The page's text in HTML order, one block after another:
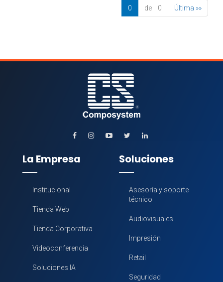
0 de 0 Última »»
La Empresa
Institucional
Tienda Web
Tienda Corporativa
Videoconferencia
Soluciones IA
Soluciones
Asesoría y soporte
técnico
Audiovisuales
Impresión
Retail
Seguridad